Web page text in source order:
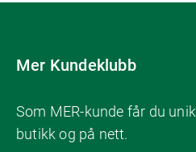
Mer Kundeklubb
Som MER-kunde får du
butikk og på nett.